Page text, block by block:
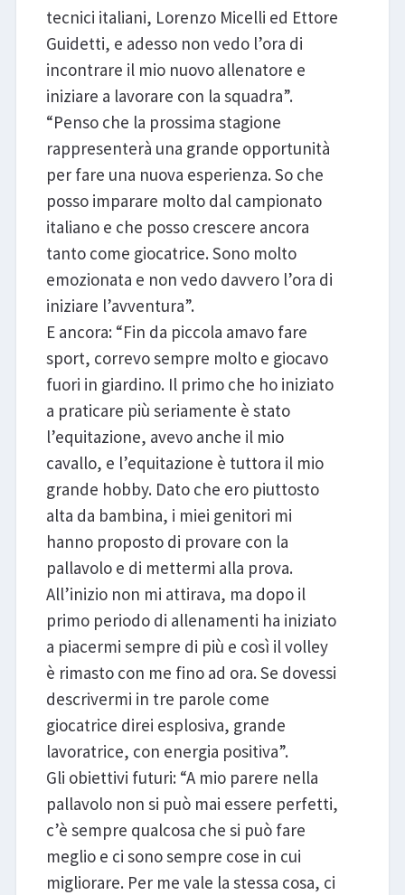
tecnici italiani, Lorenzo Micelli ed Ettore
Guidetti, e adesso non vedo l’ora di
incontrare il mio nuovo allenatore e
iniziare a lavorare con la squadra”.
“Penso che la prossima stagione
rappresenterà una grande opportunità
per fare una nuova esperienza. So che
posso imparare molto dal campionato
italiano e che posso crescere ancora
tanto come giocatrice. Sono molto
emozionata e non vedo davvero l’ora di
iniziare l’avventura”.
E ancora: “Fin da piccola amavo fare
sport, correvo sempre molto e giocavo
fuori in giardino. Il primo che ho iniziato
a praticare più seriamente è stato
l’equitazione, avevo anche il mio
cavallo, e l’equitazione è tuttora il mio
grande hobby. Dato che ero piuttosto
alta da bambina, i miei genitori mi
hanno proposto di provare con la
pallavolo e di mettermi alla prova.
All’inizio non mi attirava, ma dopo il
primo periodo di allenamenti ha iniziato
a piacermi sempre di più e così il volley
è rimasto con me fino ad ora. Se dovessi
descrivermi in tre parole come
giocatrice direi esplosiva, grande
lavoratrice, con energia positiva”.
Gli obiettivi futuri: “A mio parere nella
pallavolo non si può mai essere perfetti,
c’è sempre qualcosa che si può fare
meglio e ci sono sempre cose in cui
migliorare. Per me vale la stessa cosa, ci